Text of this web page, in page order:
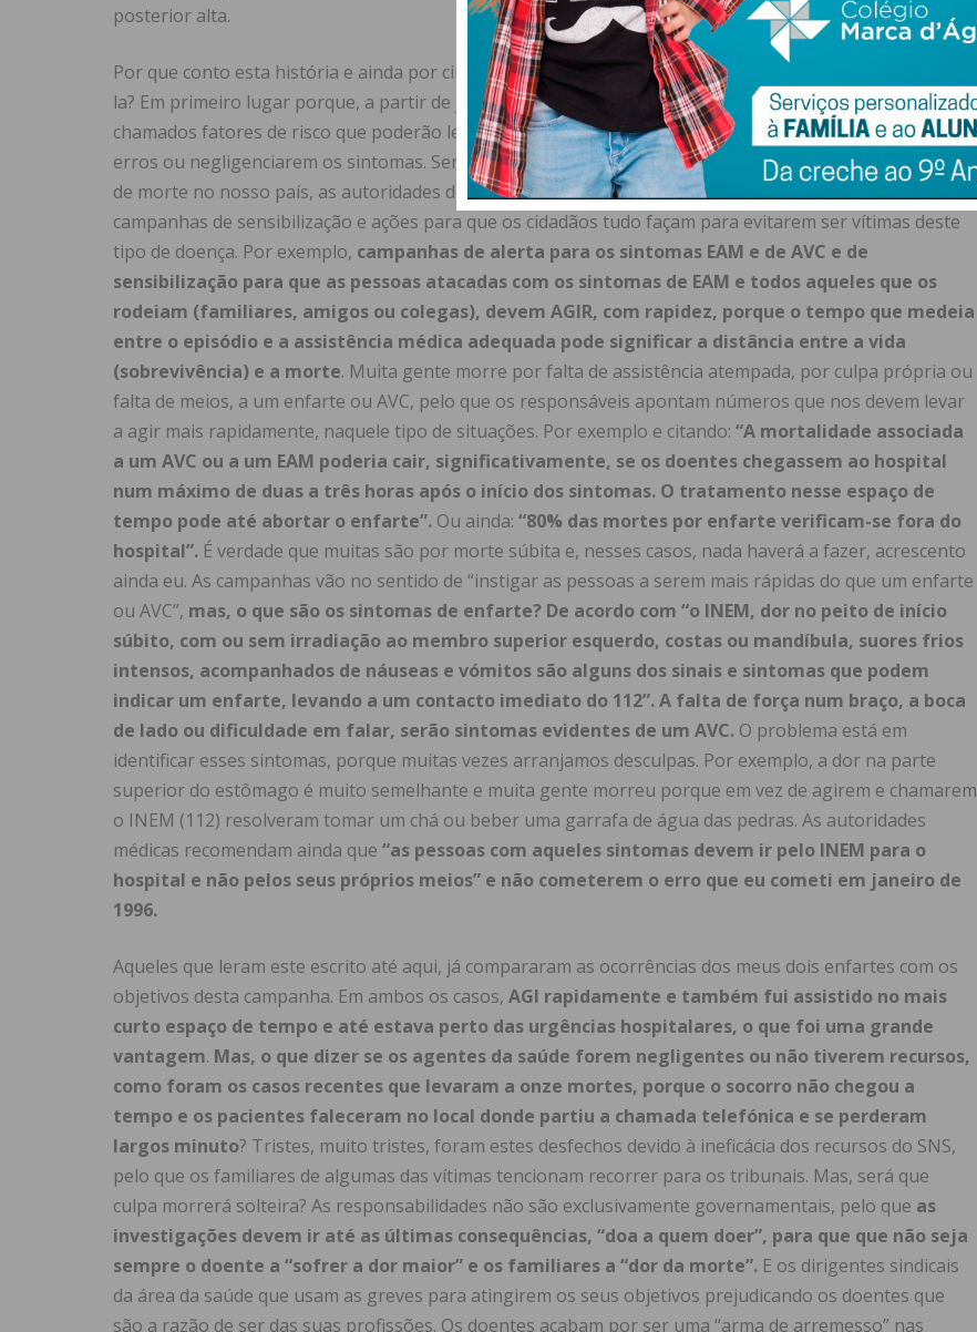
posterior alta.
Por que conto esta história e ainda por cima “chata”, perguntarão aqueles que ousarem começar a lê-
la? Em primeiro lugar porque, a partir de janeiro de 1996, não me canso de alertar as pessoas para os
chamados fatores de risco que poderão levar a um EAM e as consequências, se persistirem nesses
erros ou negligenciarem os sintomas. Sendo as doenças cardiovasculares (EAM e AVC) a principal causa
de morte no nosso país, as autoridades de saúde e muitas ONGs ligadas à saúde, desenvolvem
campanhas de sensibilização e ações para que os cidadãos tudo façam para evitarem ser vítimas deste
tipo de doença. Por exemplo, campanhas de alerta para os sintomas EAM e de AVC e de
sensibilização para que as pessoas atacadas com os sintomas de EAM e todos aqueles que os
rodeiam (familiares, amigos ou colegas), devem AGIR, com rapidez, porque o tempo que medeia
entre o episódio e a assistência médica adequada pode significar a distância entre a vida
(sobrevivência) e a morte. Muita gente morre por falta de assistência atempada, por culpa própria ou
falta de meios, a um enfarte ou AVC, pelo que os responsáveis apontam números que nos devem levar
a agir mais rapidamente, naquele tipo de situações. Por exemplo e citando: “A mortalidade associada
a um AVC ou a um EAM poderia cair, significativamente, se os doentes chegassem ao hospital
num máximo de duas a três horas após o início dos sintomas. O tratamento nesse espaço de
tempo pode até abortar o enfarte”. Ou ainda: “80% das mortes por enfarte verificam-se fora do
hospital”. É verdade que muitas são por morte súbita e, nesses casos, nada haverá a fazer, acrescento
ainda eu. As campanhas vão no sentido de “instigar as pessoas a serem mais rápidas do que um enfarte
ou AVC”, mas, o que são os sintomas de enfarte? De acordo com “o INEM, dor no peito de início
súbito, com ou sem irradiação ao membro superior esquerdo, costas ou mandíbula, suores frios
intensos, acompanhados de náuseas e vómitos são alguns dos sinais e sintomas que podem
indicar um enfarte, levando a um contacto imediato do 112”.A falta de força num braço, a boca
de lado ou dificuldade em falar, serão sintomas evidentes de um AVC. O problema está em
identificar esses sintomas, porque muitas vezes arranjamos desculpas. Por exemplo, a dor na parte
superior do estômago é muito semelhante e muita gente morreu porque em vez de agirem e chamarem
o INEM (112) resolveram tomar um chá ou beber uma garrafa de água das pedras. As autoridades
médicas recomendam ainda que “as pessoas com aqueles sintomas devem ir pelo INEM para o
hospital e não pelos seus próprios meios” e não cometerem o erro que eu cometi em janeiro de
1996.
Aqueles que leram este escrito até aqui, já compararam as ocorrências dos meus dois enfartes com os
objetivos desta campanha. Em ambos os casos, AGI rapidamente e também fui assistido no mais
curto espaço de tempo e até estava perto das urgências hospitalares, o que foi uma grande
vantagem. Mas, o que dizer se os agentes da saúde forem negligentes ou não tiverem recursos,
como foram os casos recentes que levaram a onze mortes, porque o socorro não chegou a
tempo e os pacientes faleceram no local donde partiu a chamada telefónica e se perderam
largos minuto? Tristes, muito tristes, foram estes desfechos devido à ineficácia dos recursos do SNS,
pelo que os familiares de algumas das vítimas tencionam recorrer para os tribunais. Mas, será que
culpa morrerá solteira? As responsabilidades não são exclusivamente governamentais, pelo que as
investigações devem ir até as últimas consequências, “doa a quem doer”, para que que não seja
sempre o doente a “sofrer a dor maior” e os familiares a “dor da morte”. E os dirigentes sindicais
da área da saúde que usam as greves para atingirem os seus objetivos prejudicando os doentes que
são a razão de ser das suas profissões. Os doentes acabam por ser uma “arma de arremesso” nas